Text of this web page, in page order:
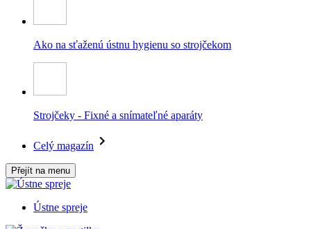
Ako na sťaženú ústnu hygienu so strojčekom
Strojčeky - Fixné a snímateľné aparáty
Celý magazín
Přejít na menu
Ústne spreje